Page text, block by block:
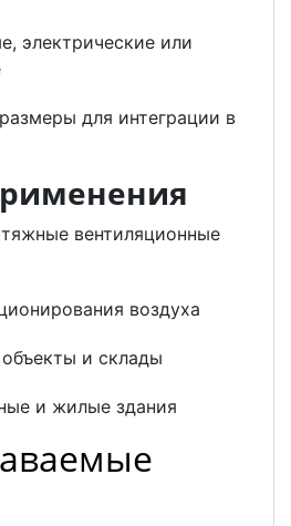
электрические или
для интеграции в
вентиляционные
воздуха
и склады
и жилые здания